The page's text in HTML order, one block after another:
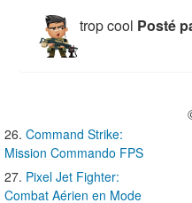
trop cool Posté
Command Strike:
Mission Commando FPS
Pixel Jet Fighter:
Combat Aérien en Mode